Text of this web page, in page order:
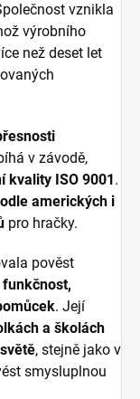
vznikla
výrobního
než deset let
v závodě,
kvality ISO 9001.
amerických i
pro hračky.
pověst
funkčnost,
. Její
a školách
, stejně jako v
smysluplnou